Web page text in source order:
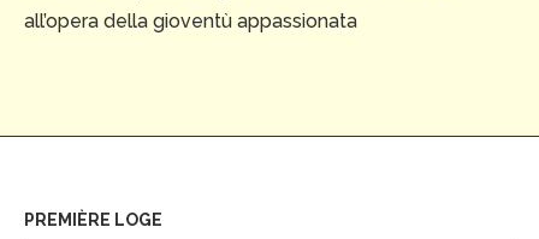
all’opera della gioventù appassionata
PREMIÈRE LOGE